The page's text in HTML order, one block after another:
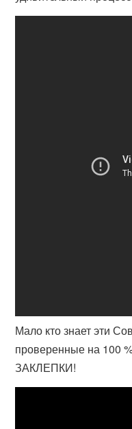
Мало кто знает эти
проверенные на 100
ЗАКЛЕПКИ!